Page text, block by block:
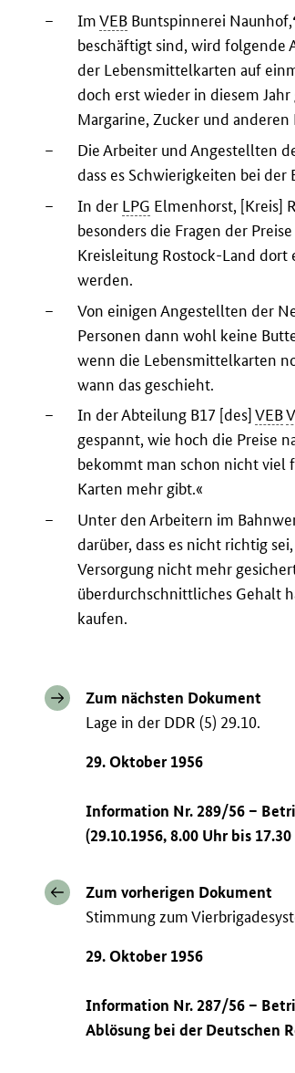
–
ImVEB Buntspinnerei Naunhof,
beschäftigt sind, wird folgende
der Lebensmittelkarten auf
doch erst wieder in diesem
Margarine, Zucker und
–
Die Arbeiter und Angestellten
dass es Schwierigkeiten bei
–
In der LPG Elmenhorst, [Kreis]
besonders die Fragen der
Kreisleitung Rostock-Land
werden.
–
Von einigen Angestellten der
Personen dann wohl keine
wenn die Lebensmittelkarten
wann das geschieht.
–
In der Abteilung B17 [des]VEB
gespannt, wie hoch die Preise
bekommt man schon nicht viel
Karten mehr gibt.«
–
Unter den Arbeitern im
darüber, dass es nicht richtig
Versorgung nicht mehr
überdurchschnittliches Gehalt
kaufen.
Zum nächsten Dokument
Lage in der DDR (5) 29.10.
29. Oktober 1956
Information Nr. 289/56 –
(29.10.1956, 8.00 Uhr bis
Zum vorherigen Dokument
Stimmung zum
29. Oktober 1956
Information Nr. 287/56 –
Ablösung bei der Deutschen